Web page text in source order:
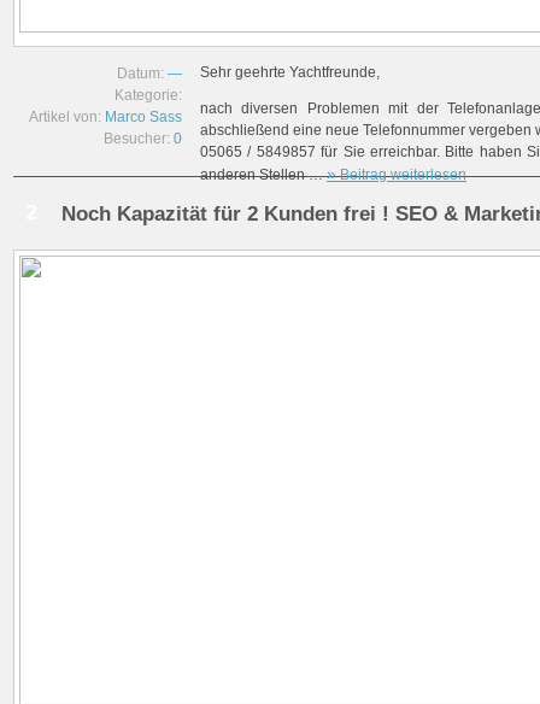
Datum: —
Kategorie:
Artikel von: Marco Sass
Besucher: 0
Sehr geehrte Yachtfreunde,
nach diversen Problemen mit der
abschließend eine neue Telefonnummer vergeben
05065 / 5849857 für Sie erreichbar. Bitte haben
anderen Stellen …»Beitrag weiterlesen
Noch Kapazität für 2 Kunden frei ! SEO &